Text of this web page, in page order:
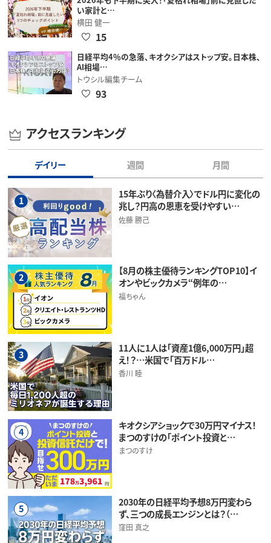
い家計と…
横田 健一
15
日経平均4％の急落、キオクシアはストップ安。日本株、
AI相場…
トウシル編集チーム
93
アクセスランキング
デイリー 週間 月間
1
15年ぶり〈為替介入〉でドル円に変化の
兆し？円高の恩恵を受けやすい…
佐藤 勝己
2
【8月の株主優待ランキングTOP10】イ
オンやビックカメラ“例年の…
福ちゃん
3
11人に1人は「資産1億6,000万円」超
え！？…米国で「百万ドル…
香川 睦
4
キオクシアショックで30万円マイナス！
まつのすけの「ポイント投資と…
まつのすけ
5
2030年の日経平均予想8万円変わら
ず、三つの成長エンジンとは？（…
窪田 真之